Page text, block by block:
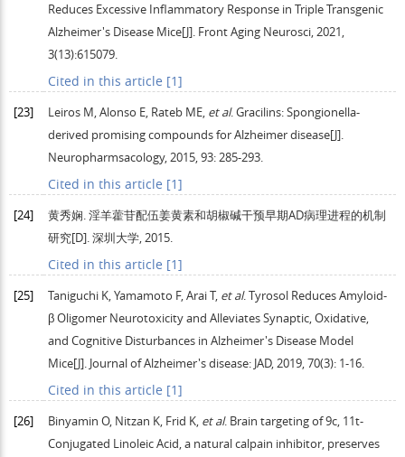
Reduces Excessive Inflammatory Response in Triple Transgenic
Alzheimer's Disease Mice[J]. Front Aging Neurosci,2021,
3(13):615079.
Cited in this article [1]
[23] Leiros M,Alonso E, Rateb ME, et al. Gracilins: Spongionella-
derived promising compounds for Alzheimer disease[J].
Neuropharmsacology,2015,93: 285-293.
Cited in this article [1]
[24] 黄秀娴.淫羊藿苷配伍姜黄素和胡椒碱干预早期AD病理进程的机制
研究[D]. 深圳大学,2015.
Cited in this article [1]
[25] Taniguchi K,Yamamoto F,AraiT, et al. Tyrosol Reduces Amyloid-
β Oligomer Neurotoxicity and Alleviates Synaptic, Oxidative,
and Cognitive Disturbances in Alzheimer's Disease Model
Mice[J]. Journal of Alzheimer's disease: JAD,2019,70(3): 1-16.
Cited in this article [1]
[26] Binyamin O, Nitzan K, Frid K, et al. Brain targeting of 9c, 11t-
Conjugated Linoleic Acid, a natural calpain inhibitor, preserves